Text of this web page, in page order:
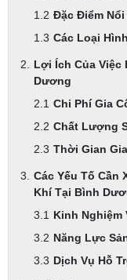
Đặc Điểm
Các Loại
Lợi Ích Của Việc
Dương
Chi Phí Gia
Chất Lượng
Thời Gian
Các Yếu Tố Cần
Khí Tại Bình
Kinh Nghiệm
Năng Lực
Dịch Vụ Hỗ